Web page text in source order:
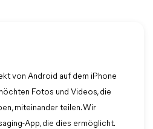
von Android auf dem iPhone
Fotos und Videos, die
miteinander teilen. Wir
App, die dies ermöglicht.